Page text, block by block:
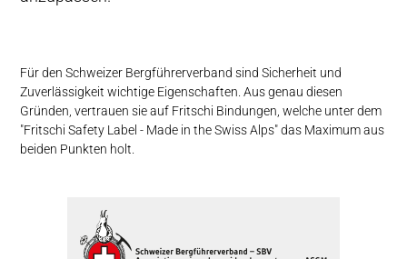
Für den Schweizer Bergführerverband sind Sicherheit und
Zuverlässigkeit wichtige Eigenschaften. Aus genau diesen
Gründen, vertrauen sie auf Fritschi Bindungen, welche unter dem
"Fritschi Safety Label - Made in the Swiss Alps" das Maximum aus
beiden Punkten holt.